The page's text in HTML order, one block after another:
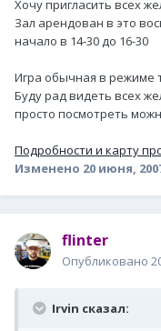
Хочу пригласить всех
Зал арендован в это
начало в 14-30 до 16-30
Игра обычная в режиме
Буду рад видеть всех
просто посмотреть
Подробности и карту
Изменено 20 июня,
flinter
Опубликовано
Irvin сказал: